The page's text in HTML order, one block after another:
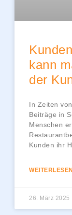
kann
der
In Zeiten
Beiträge in
Menschen
Kunden ihr
26. März 2025